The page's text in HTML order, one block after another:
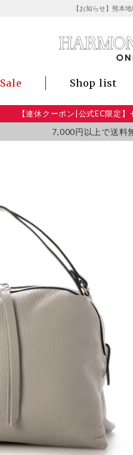
【お知らせ】熊本
Sale Shop list
【連休クーポン|公式EC限定
7,000円以上で送料